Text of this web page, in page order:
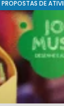
PROPOSTAS DE